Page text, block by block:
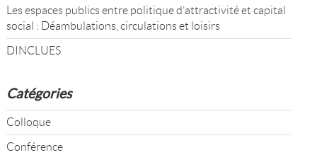
Les espaces publics entre politique d’attractivité et capital
social : Déambulations, circulations et loisirs
DINCLUES
Catégories
Colloque
Conférence